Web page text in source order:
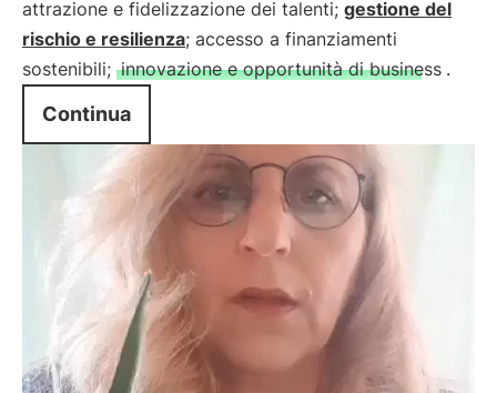
attrazione e fidelizzazione dei talenti; gestione del
rischio e resilienza; accesso a finanziamenti
sostenibili; innovazione e opportunità di business .
Continua